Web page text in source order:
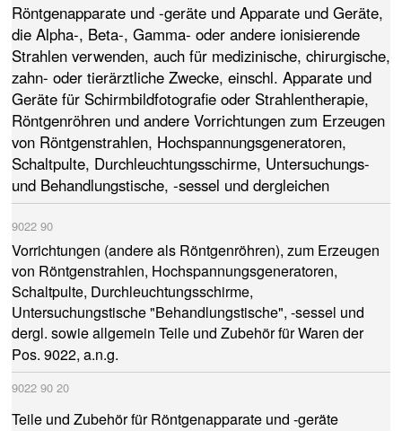
Röntgenapparate und -geräte und Apparate und Geräte,
die Alpha-, Beta-, Gamma- oder andere ionisierende
Strahlen verwenden, auch für medizinische, chirurgische,
zahn- oder tierärztliche Zwecke, einschl. Apparate und
Geräte für Schirmbildfotografie oder Strahlentherapie,
Röntgenröhren und andere Vorrichtungen zum Erzeugen
von Röntgenstrahlen, Hochspannungsgeneratoren,
Schaltpulte, Durchleuchtungsschirme, Untersuchungs-
und Behandlungstische, -sessel und dergleichen
9022 90
Vorrichtungen (andere als Röntgenröhren), zum Erzeugen
von Röntgenstrahlen, Hochspannungsgeneratoren,
Schaltpulte, Durchleuchtungsschirme,
Untersuchungstische "Behandlungstische", -sessel und
dergl. sowie allgemein Teile und Zubehör für Waren der
Pos. 9022, a.n.g.
9022 90 20
Teile und Zubehör für Röntgenapparate und -geräte